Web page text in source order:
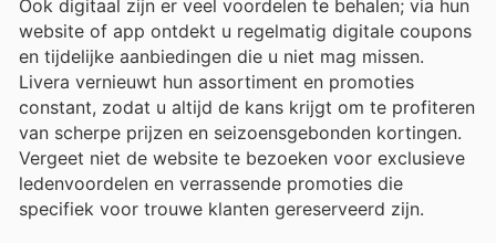
Ook digitaal zijn er veel voordelen te behalen; via hun
website of app ontdekt u regelmatig digitale coupons
en tijdelijke aanbiedingen die u niet mag missen.
Livera vernieuwt hun assortiment en promoties
constant, zodat u altijd de kans krijgt om te profiteren
van scherpe prijzen en seizoensgebonden kortingen.
Vergeet niet de website te bezoeken voor exclusieve
ledenvoordelen en verrassende promoties die
specifiek voor trouwe klanten gereserveerd zijn.